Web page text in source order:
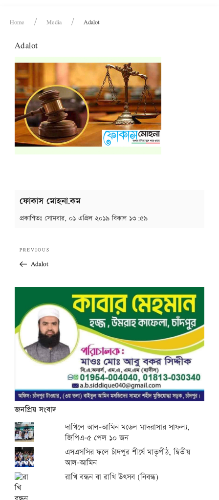
Home Media Adalot
Adalot
ফোকাস মোহনা.কম
প্রকাশিতঃ সোমবার, ০১ এপ্রিল ২০১৯ বিকাল ১৩:৫৯
navigation
Previous
Post
PREVIOUS
Adalot
জনপ্রিয় সংবাদ
দাখিলে আল-আমিন মডেল মাদরাসার সাফল্য,
জিপিএ-৫ পেল ১০ জন
এসএসসির ফলে চাঁদপুর শীর্ষে মাতৃপীঠ, দ্বিতীয়
আল-আমিন
রাখি বন্ধন বা রাখি উৎসব (নিবন্ধ)